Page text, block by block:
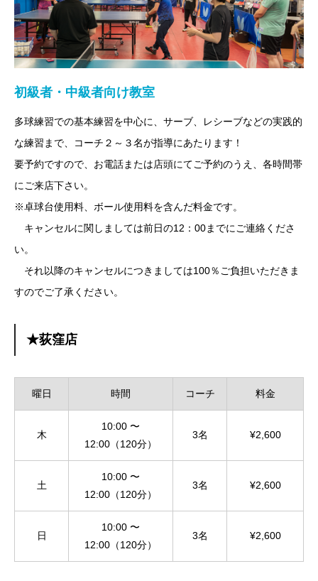
初級者・中級者向け教室
多球練習での基本練習を中心に、サーブ、レシーブなどの実践的
な練習まで、コーチ２～３名が指導にあたります！
要予約ですので、お電話または店頭にてご予約のうえ、各時間帯
にご来店下さい。
※卓球台使用料、ボール使用料を含んだ料金です。
キャンセルに関しましては前日の12：00までにご連絡くださ
い。
それ以降のキャンセルにつきましては100％ご負担いただきま
すのでご了承ください。
★荻窪店
曜日 時間 コーチ 料金
木
10:00 〜
12:00（120分）
3名 ¥2,600
土
10:00 〜
12:00（120分）
3名 ¥2,600
日
10:00 〜
12:00（120分）
3名 ¥2,600